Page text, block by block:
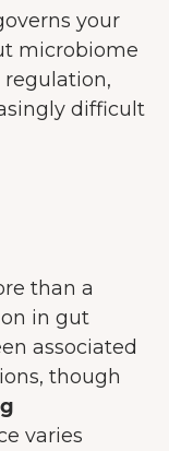
your
microbiome
difficult
than a
in gut
associated
though
varies